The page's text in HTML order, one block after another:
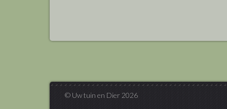
© Uw tuin en Dier 2026